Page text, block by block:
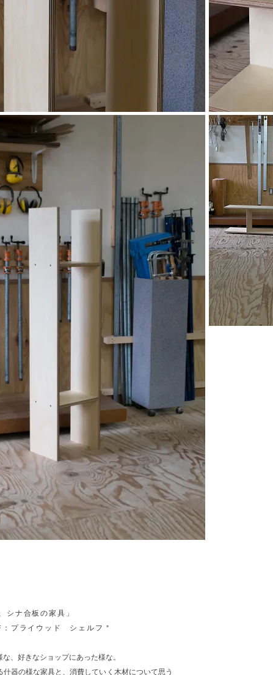
シナ合板の家具」
：プライウッド シェルフ "
、好きなショップにあった様な。
器の様な家具と、消費していく木材について思う